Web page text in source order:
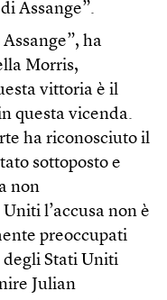
Assange”.
ha
Morris,
vittoria è il
questa vicenda.
ha riconosciuto il
sottoposto e
non
l’accusa non è
preoccupati
degli Stati Uniti
Julian